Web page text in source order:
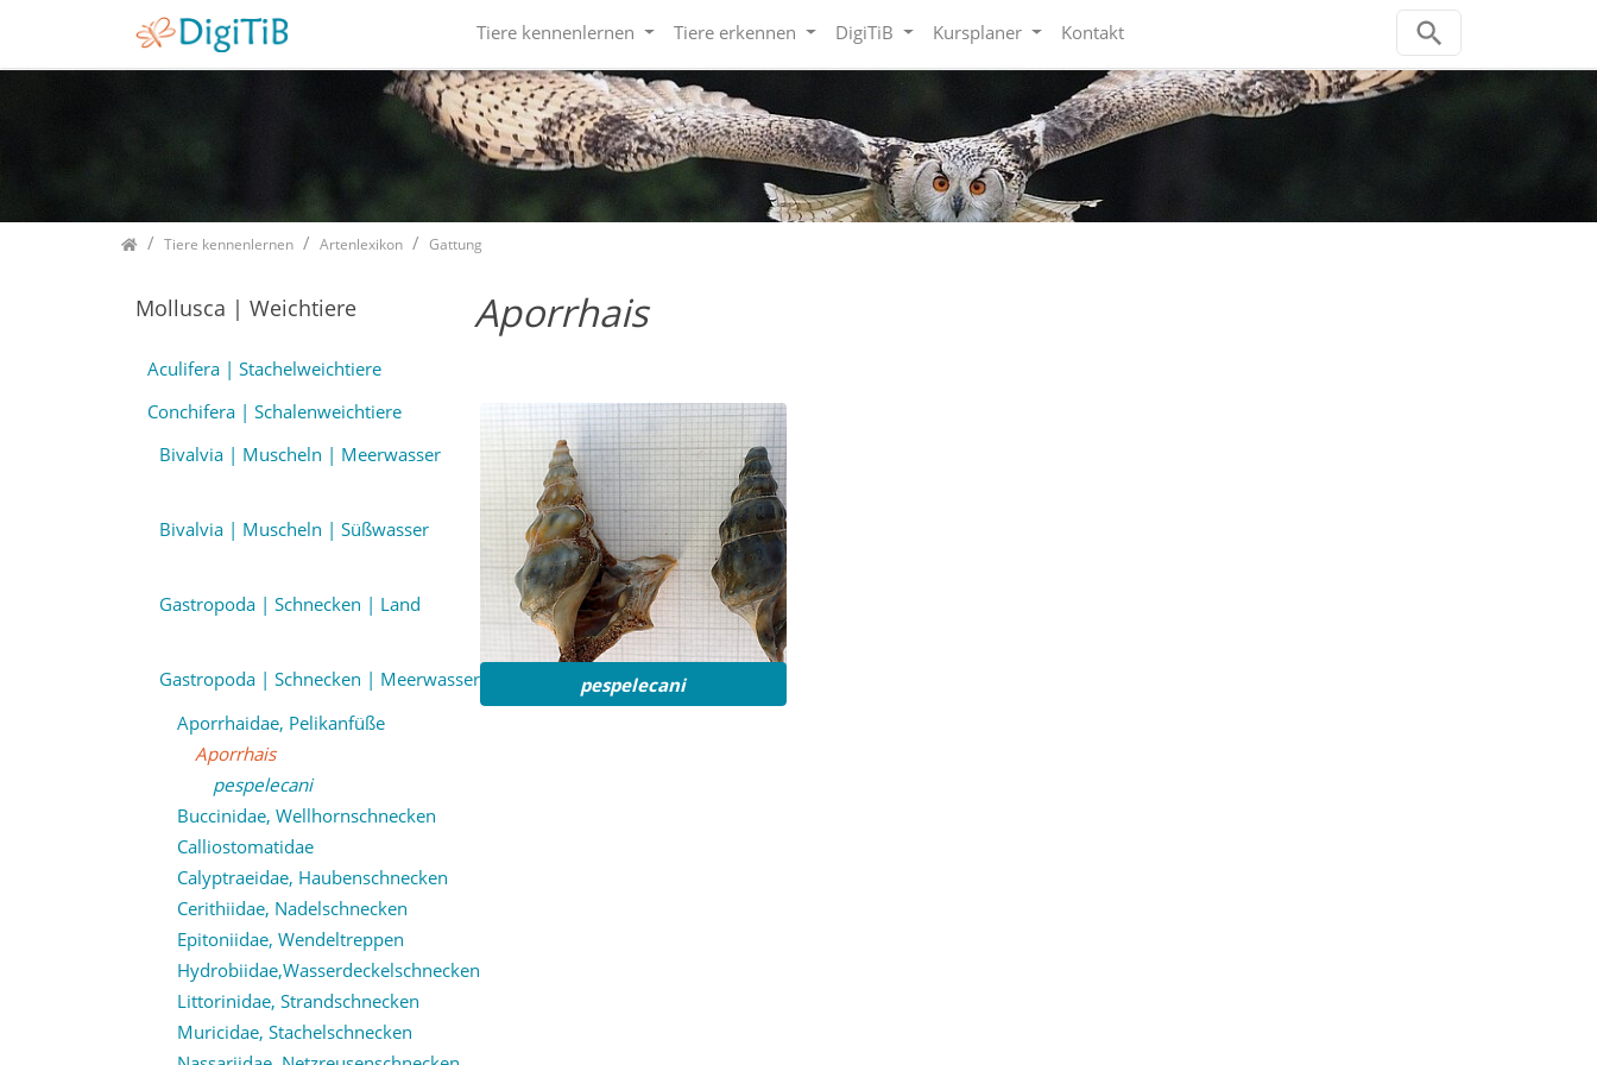
Tiere kennenlernen Tiere erkennen DigiTiB Kursplaner Kontakt
HomeTiere kennenlernen Artenlexikon Gattung
Aporrhais
pespelecani
Mollusca | Weichtiere
Aculifera | Stachelweichtiere
Conchifera | Schalenweichtiere
Bivalvia | Muscheln | Meerwasser
Bivalvia | Muscheln | Süßwasser
Gastropoda | Schnecken | Land
Gastropoda | Schnecken | Meerwasser
Aporrhaidae, Pelikanfüße
Aporrhais
pespelecani
Buccinidae, Wellhornschnecken
Calliostomatidae
Calyptraeidae, Haubenschnecken
Cerithiidae, Nadelschnecken
Epitoniidae, Wendeltreppen
Hydrobiidae,Wasserdeckelschnecken
Littorinidae, Strandschnecken
Muricidae, Stachelschnecken